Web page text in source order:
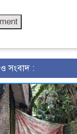
সংবাদ :